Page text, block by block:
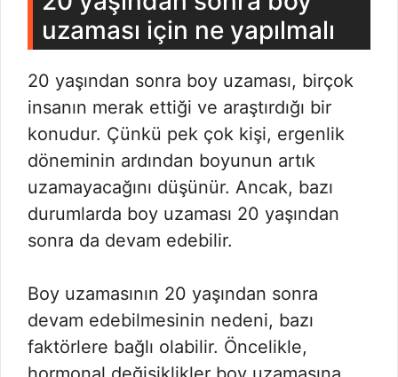
uzaması için ne yapılmalı
20 yaşından sonra boy uzaması, birçok
insanın merak ettiği ve araştırdığı bir
konudur. Çünkü pek çok kişi, ergenlik
döneminin ardından boyunun artık
uzamayacağını düşünür. Ancak, bazı
durumlarda boy uzaması 20 yaşından
sonra da devam edebilir.
Boy uzamasının 20 yaşından sonra
devam edebilmesinin nedeni, bazı
faktörlere bağlı olabilir. Öncelikle,